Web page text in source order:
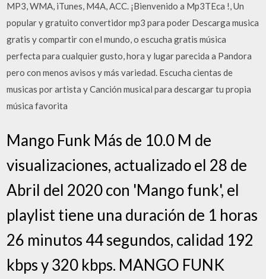
MP3, WMA, iTunes, M4A, ACC. ¡Bienvenido a Mp3TEca ️!, Un
popular y gratuito convertidor mp3 para poder Descarga musica
gratis y compartir con el mundo, o escucha gratis música
perfecta para cualquier gusto, hora y lugar parecida a Pandora
pero con menos avisos y más variedad. Escucha cientas de
musicas por artista y Canción musical para descargar tu propia
música favorita
Mango Funk Más de 10.0 M de
visualizaciones, actualizado el 28 de
Abril del 2020 con 'Mango funk', el
playlist tiene una duración de 1 horas
26 minutos 44 segundos, calidad 192
kbps y 320 kbps. MANGO FUNK